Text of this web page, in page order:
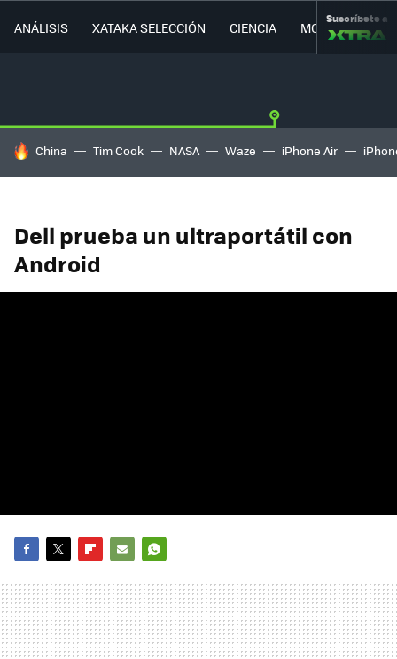
ANÁLISIS XATAKA SELECCIÓN CIENCIA MOVILIDAD
Suscríbete a
HOY SE HABLA DE
China Tim Cook NASA Waze iPhone Air
Dell prueba un ultraportátil con
Android
MAIL